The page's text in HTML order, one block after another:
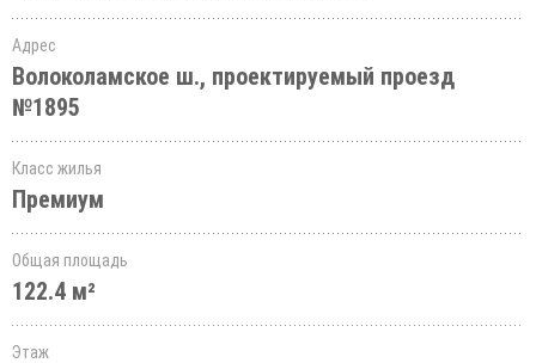
Адрес
Волоколамское ш., проектируемый проезд
№1895
Класс жилья
Премиум
Общая площадь
122.4 м²
Этаж